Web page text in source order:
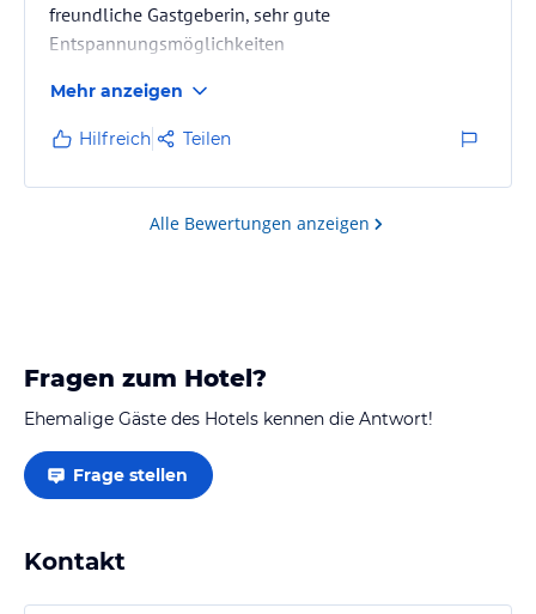
freundliche Gastgeberin, sehr gute
Entspannungsmöglichkeiten
Mehr anzeigen
Hilfreich Teilen
Alle Bewertungen anzeigen
Fragen zum Hotel?
Ehemalige Gäste des Hotels kennen die Antwort!
Frage stellen
Kontakt